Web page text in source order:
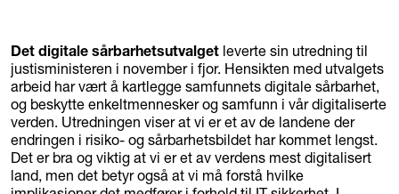
Det digitale sårbarhetsutvalget leverte sin utredning til
justisministeren i november i fjor. Hensikten med utvalgets
arbeid har vært å kartlegge samfunnets digitale sårbarhet,
og beskytte enkeltmennesker og samfunn i vår digitaliserte
verden. Utredningen viser at vi er et av de landene der
endringen i risiko- og sårbarhetsbildet har kommet lengst.
Det er bra og viktig at vi er et av verdens mest digitalisert
land, men det betyr også at vi må forstå hvilke